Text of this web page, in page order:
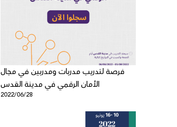
فرصة لتدريب مدربات ومدربين في مجال
الأمان الرقمي في مدينة القدس
2022/06/28